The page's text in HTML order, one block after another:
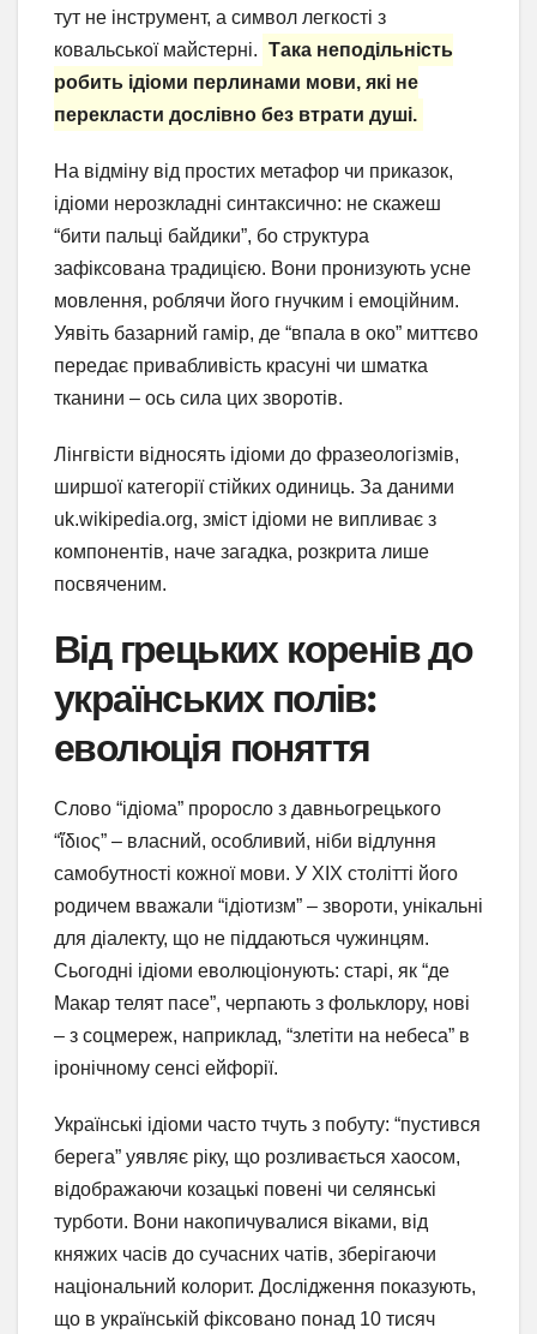
тут не інструмент, а символ легкості з
ковальської майстерні. Така неподільність
робить ідіоми перлинами мови, які не
перекласти дослівно без втрати душі.
На відміну від простих метафор чи приказок,
ідіоми нерозкладні синтаксично: не скажеш
“бити пальці байдики”, бо структура
зафіксована традицією. Вони пронизують усне
мовлення, роблячи його гнучким і емоційним.
Уявіть базарний гамір, де “впала в око” миттєво
передає привабливість красуні чи шматка
тканини – ось сила цих зворотів.
Лінгвісти відносять ідіоми до фразеологізмів,
ширшої категорії стійких одиниць. За даними
uk.wikipedia.org, зміст ідіоми не випливає з
компонентів, наче загадка, розкрита лише
посвяченим.
Від грецьких коренів до
українських полів:
еволюція поняття
Слово “ідіома” проросло з давньогрецького
“ἴδιος” – власний, особливий, ніби відлуння
самобутності кожної мови. У XIX столітті його
родичем вважали “ідіотизм” – звороти, унікальні
для діалекту, що не піддаються чужинцям.
Сьогодні ідіоми еволюціонують: старі, як “де
Макар телят пасе”, черпають з фольклору, нові
– з соцмереж, наприклад, “злетіти на небеса” в
іронічному сенсі ейфорії.
Українські ідіоми часто тчуть з побуту: “пустився
берега” уявляє ріку, що розливається хаосом,
відображаючи козацькі повені чи селянські
турботи. Вони накопичувалися віками, від
княжих часів до сучасних чатів, зберігаючи
національний колорит. Дослідження показують,
що в українській фіксовано понад 10 тисяч